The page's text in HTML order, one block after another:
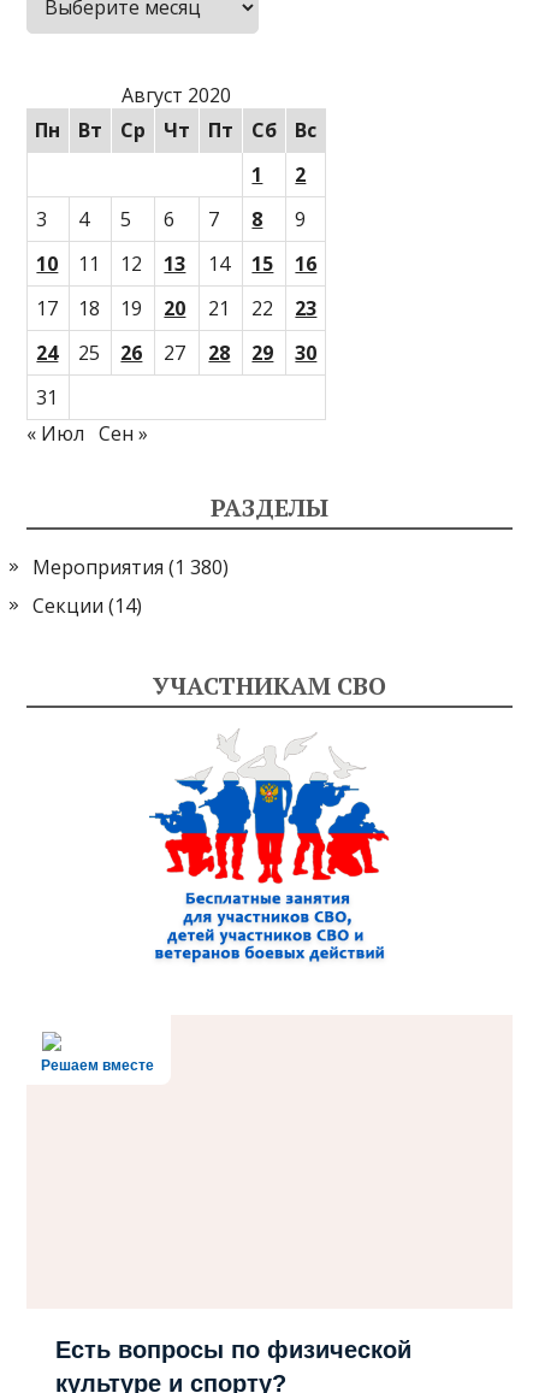
Август 2020
Пн
Вт Ср Чт Пт Сб
Вс
1
2
3
4 5 6 7 8
9
10
11 12 13 14 15
16
17
18 19 20 21 22
23
24
25 26 27 28 29
30
31
« Июл
Сен »
РАЗДЕЛЫ
Мероприятия (1 380)
Секции (14)
УЧАСТНИКАМ СВО
Решаем вместе
Есть вопросы по физической
культуре и спорту?